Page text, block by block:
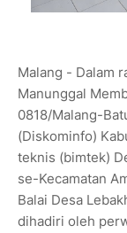
Malang - Dalam
Manunggal
0818/Malang-
(Diskominfo)
teknis (bimtek)
se-Kecamatan
Balai Desa
dihadiri oleh